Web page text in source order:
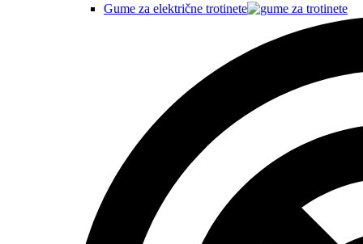
Gume za električne trotinete